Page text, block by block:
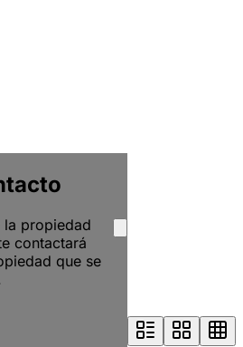
la propiedad
contactará
que se